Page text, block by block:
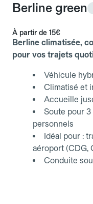
Berline green
À partir de 15€
Berline climatisée,
pour vos trajets
Véhicule
Climatisé et
Accueille
Soute pour 3
personnels
Idéal pour :
aéroport (CDG,
Conduite